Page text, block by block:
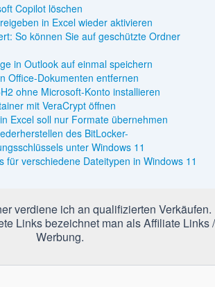
Copilot löschen
in Excel wieder aktivieren
So können Sie auf geschützte Ordner
in Outlook auf einmal speichern
Office-Dokumenten entfernen
ohne Microsoft-Konto installieren
mit VeraCrypt öffnen
Excel soll nur Formate übernehmen
des BitLocker-
unter Windows 11
für verschiedene Dateitypen in Windows 11
verdiene ich an qualifizierten Verkäufen.
Links bezeichnet man als Affiliate Links /
Werbung.